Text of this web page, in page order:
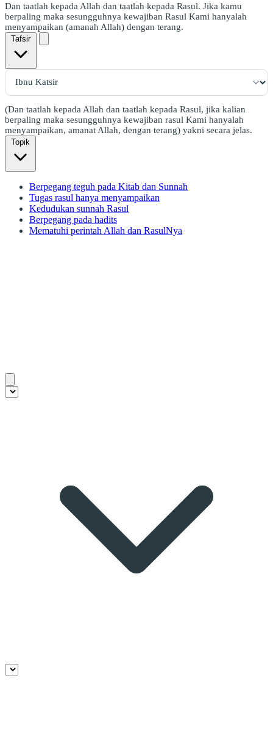
Dan taatlah kepada Allah dan taatlah kepada Rasul. Jika kamu
berpaling maka sesungguhnya kewajiban Rasul Kami hanyalah
menyampaikan (amanah Allah) dengan terang.
Tafsir
(Dan taatlah kepada Allah dan taatlah kepada Rasul, jika kalian
berpaling maka sesungguhnya kewajiban rasul Kami hanyalah
menyampaikan, amanat Allah, dengan terang) yakni secara jelas.
Topik
Berpegang teguh pada Kitab dan Sunnah
Tugas rasul hanya menyampaikan
Kedudukan sunnah Rasul
Berpegang pada hadits
Mematuhi perintah Allah dan RasulNya